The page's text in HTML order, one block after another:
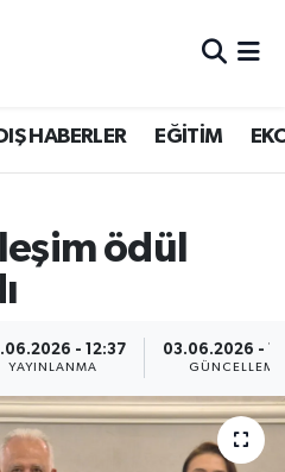
DIŞ HABERLER EĞİTİM
ödül
- 12:37
YAYINLANMA
03.06.2026 -
GÜNCELLEME